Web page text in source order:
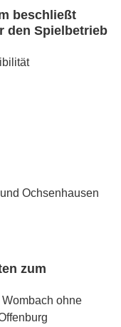
beschließt
den Spielbetrieb
Ochsenhausen
zum
ohne